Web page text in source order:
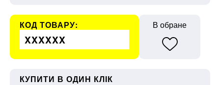
КОД ТОВАРУ:
XXXXXX
В обране
КУПИТИ В ОДИН КЛІК